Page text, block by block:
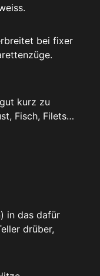
bei fixer
kurz zu
Fisch, Filets…
in das dafür
drüber,